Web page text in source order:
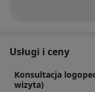
Usługi i ceny
Konsultacja
wizyta)